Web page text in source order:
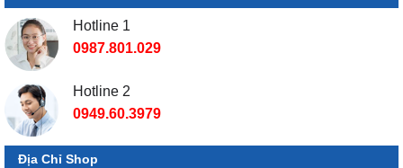
Hotline 1
0987.801.029
Hotline 2
0949.60.3979
Địa Chỉ Shop